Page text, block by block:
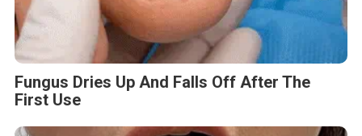
Fungus Dries Up And Falls Off After The
First Use